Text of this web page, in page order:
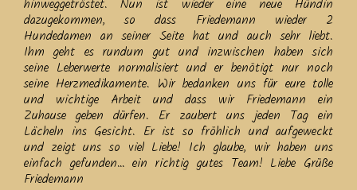
hinweggetröstet. Nun ist wieder eine neue Hündin
dazugekommen, so dass Friedemann wieder 2
Hundedamen an seiner Seite hat und auch sehr liebt.
Ihm geht es rundum gut und inzwischen haben sich
seine Leberwerte normalisiert und er benötigt nur noch
seine Herzmedikamente. Wir bedanken uns für eure tolle
und wichtige Arbeit und dass wir Friedemann ein
Zuhause geben dürfen. Er zaubert uns jeden Tag ein
Lächeln ins Gesicht. Er ist so fröhlich und aufgeweckt
und zeigt uns so viel Liebe! Ich glaube, wir haben uns
einfach gefunden… ein richtig gutes Team! Liebe Grüße
Friedemann